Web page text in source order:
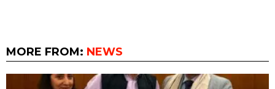
MORE FROM: NEWS